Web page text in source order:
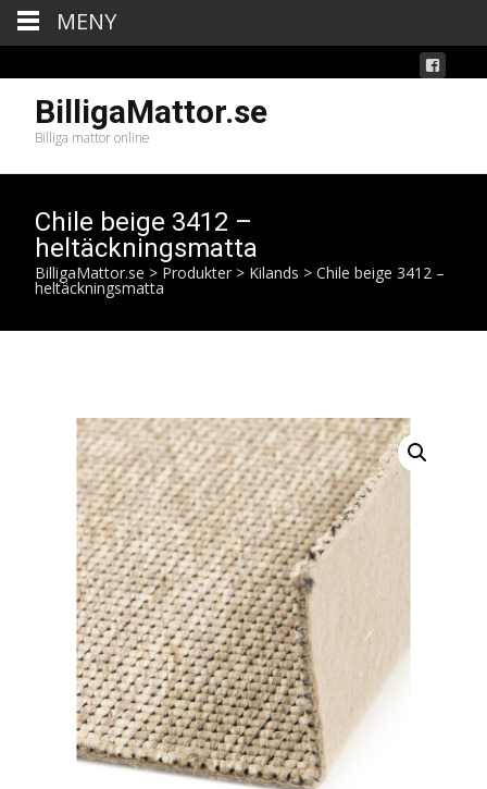
BilligaMattor.se
Billiga mattor online
Chile beige 3412 –
heltäckningsmatta
BilligaMattor.se > Produkter > Kilands > Chile beige 3412 –
heltäckningsmatta
MENY